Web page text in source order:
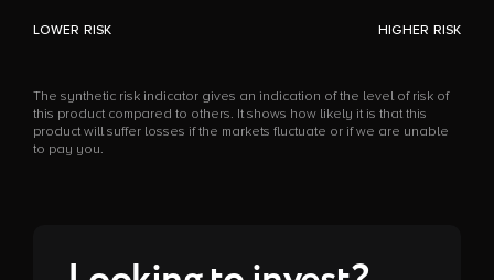
LOWER RISK HIGHER RISK
The synthetic risk indicator gives an indication of the level of risk of
this product compared to others. It shows how likely it is that this
product will suffer losses if the markets fluctuate or if we are unable
to pay you.